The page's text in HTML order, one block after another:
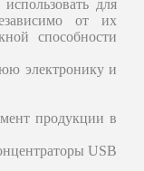
для
от их
способности
электронику и
продукции в
USB